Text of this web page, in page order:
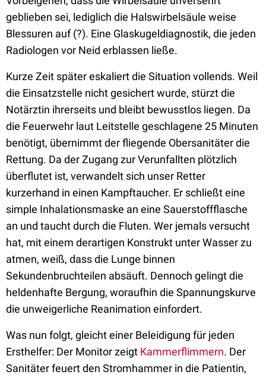
geblieben sei, lediglich die Halswirbelsäule weise
Blessuren auf (?). Eine Glaskugeldiagnostik, die jeden
Radiologen vor Neid erblassen ließe.
Kurze Zeit später eskaliert die Situation vollends. Weil
die Einsatzstelle nicht gesichert wurde, stürzt die
Notärztin ihrerseits und bleibt bewusstlos liegen. Da
die Feuerwehr laut Leitstelle geschlagene 25 Minuten
benötigt, übernimmt der fliegende Obersanitäter die
Rettung. Da der Zugang zur Verunfallten plötzlich
überflutet ist, verwandelt sich unser Retter
kurzerhand in einen Kampftaucher. Er schließt eine
simple Inhalationsmaske an eine Sauerstoffflasche
an und taucht durch die Fluten. Wer jemals versucht
hat, mit einem derartigen Konstrukt unter Wasser zu
atmen, weiß, dass die Lunge binnen
Sekundenbruchteilen absäuft. Dennoch gelingt die
heldenhafte Bergung, woraufhin die Spannungskurve
die unweigerliche Reanimation einfordert.
Was nun folgt, gleicht einer Beleidigung für jeden
Ersthelfer: Der Monitor zeigt Kammerflimmern. Der
Sanitäter feuert den Stromhammer in die Patientin,